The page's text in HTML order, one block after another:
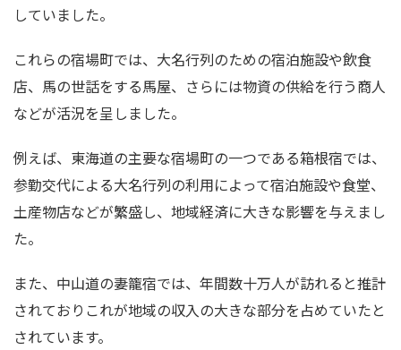
していました。
これらの宿場町では、大名行列のための宿泊施設や飲食
店、馬の世話をする馬屋、さらには物資の供給を行う商人
などが活況を呈しました。
例えば、東海道の主要な宿場町の一つである箱根宿では、
参勤交代による大名行列の利用によって宿泊施設や食堂、
土産物店などが繁盛し、地域経済に大きな影響を与えまし
た。
また、中山道の妻籠宿では、年間数十万人が訪れると推計
されておりこれが地域の収入の大きな部分を占めていたと
されています。